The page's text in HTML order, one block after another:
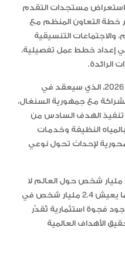
استعراض مستجدات التقدم
خطة التعاون المنظم مع
والاجتماعات التنسيقية
في إعداد خطط عمل تفصيلية،
الرائدة.
ويُعد مؤتمر الأمم المتحدة للمياه 2026، الذي سيعقد في
في 8-10 ديسمبر 2025 بالشراكة مع جمهورية السنغال،
تنفيذ الهدف السادس من
النظيفة وخدمات
لإحداث تحول نوعي
وتشير التقديرات الحالية إلى أن 2.1 مليار شخص حول العالم لا
يحصلون على مياه شرب آمنة، فيما يعيش 2.4 مليار شخص في
فجوة استثمارية تُقدّر
لتحقيق الأهداف العالمية